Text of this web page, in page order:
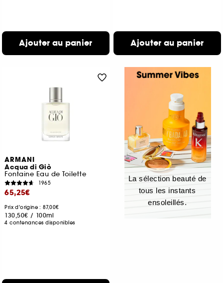
Ajouter au panier Ajouter au panier
ARMANI
Acqua di Giò
Fontaine Eau de Toilette
1965
65,25€
Prix d'origine : 87,00€
130,50€ / 100ml
4 contenances disponibles
La sélection beauté de
tous les instants
ensoleillés.